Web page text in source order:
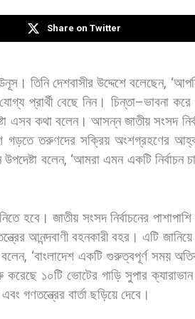
Share on Twitter
তিনি দেশবাসীর উদ্দেশে বলেছেন, ‘
যোগ্য প্রার্থী বেছে নিন। চিন্তা–ভাবনা করে
এসব কথা বলেন। আসন্ন জাতীয় সংসদ
গড়তে তরুণদের সক্রিয় অংশগ্রহণের
উপদেষ্টা বলেন, ‘আমরা এমন একটি নির্বাচন
নিতে হবে। জাতীয় সংসদ নির্বাচনের পাশাপাশি
আনন্দবাণী বহনকারী বহর। এটি জানিয়ে
বলেন, ‘বাংলাদেশ একটি গুরুত্বপূর্ণ সময়
করেছে ১০টি ভোটের গাড়ি সুপার
এবং গণতন্ত্রের বার্তা ছড়িয়ে দেবে।